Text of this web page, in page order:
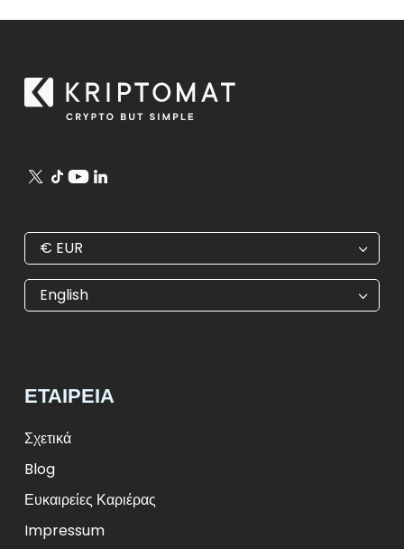
€ EUR
€ EUR
$ USD
ft HUF
zł PLN
₺ TRY
English
ΕΤΑΙΡΕΊΑ
Σχετικά
Blog
Ευκαιρείες Καριέρας
Impressum